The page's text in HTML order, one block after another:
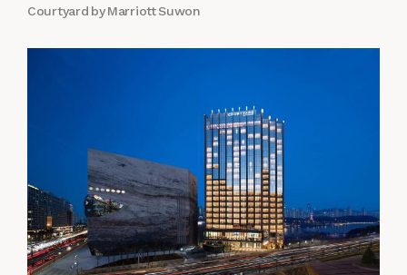
Courtyard by Marriott Suwon